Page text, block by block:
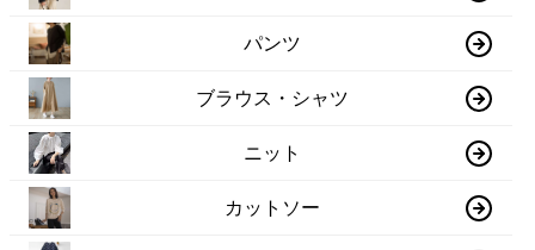
パンツ
ブラウス・シャツ
ニット
カットソー